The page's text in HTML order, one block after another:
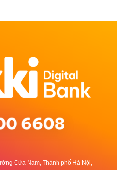
Cửa Nam, Thành phố Hà Nội,